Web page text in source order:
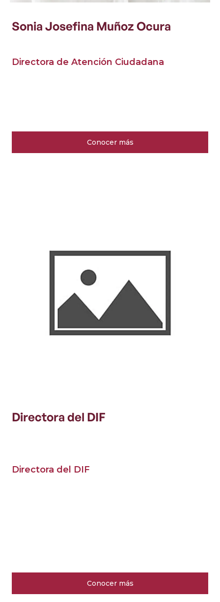
Sonia Josefina Muñoz Ocura
Directora de Atención Ciudadana
Conocer más
Directora del DIF
Directora del DIF
Conocer más